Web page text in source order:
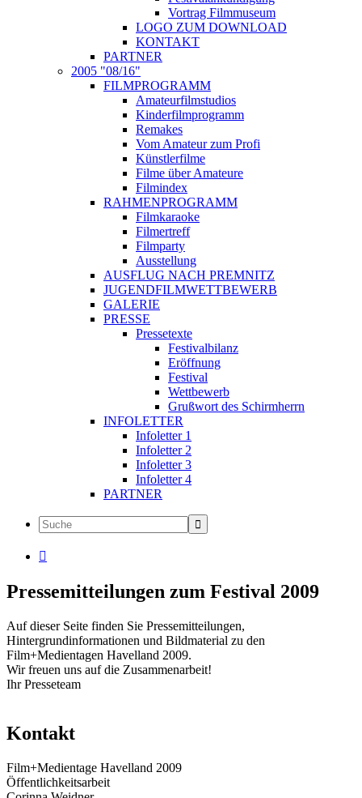
Vortrag Filmmuseum
LOGO ZUM DOWNLOAD
KONTAKT
PARTNER
2005 "08/16"
FILMPROGRAMM
Amateurfilmstudios
Kinderfilmprogramm
Remakes
Vom Amateur zum Profi
Künstlerfilme
Filme über Amateure
Filmindex
RAHMENPROGRAMM
Filmkaraoke
Filmertreff
Filmparty
Ausstellung
AUSFLUG NACH PREMNITZ
JUGENDFILMWETTBEWERB
GALERIE
PRESSE
Pressetexte
Festivalbilanz
Eröffnung
Festival
Wettbewerb
Grußwort des Schirmherrn
INFOLETTER
Infoletter 1
Infoletter 2
Infoletter 3
Infoletter 4
PARTNER

Pressemitteilungen zum Festival 2009
Auf dieser Seite finden Sie Pressemitteilungen,
Hintergrundinformationen und Bildmaterial zu den
Film+Medientagen Havelland 2009.
Wir freuen uns auf die Zusammenarbeit!
Ihr Presseteam
Kontakt
Film+Medientage Havelland 2009
Öffentlichkeitsarbeit